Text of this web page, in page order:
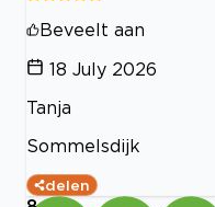
Beveelt aan
18 July 2026
Tanja
Sommelsdijk
delen